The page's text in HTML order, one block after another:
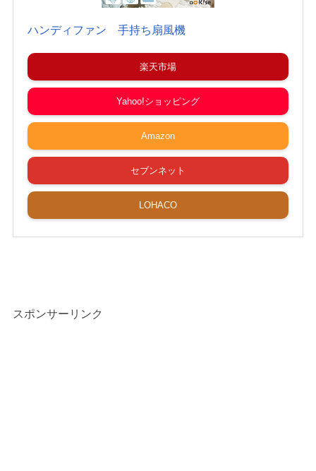
ハンディファン 手持ち扇風機
楽天市場
Yahoo!ショッピング
Amazon
セブンネット
LOHACO
スポンサーリンク